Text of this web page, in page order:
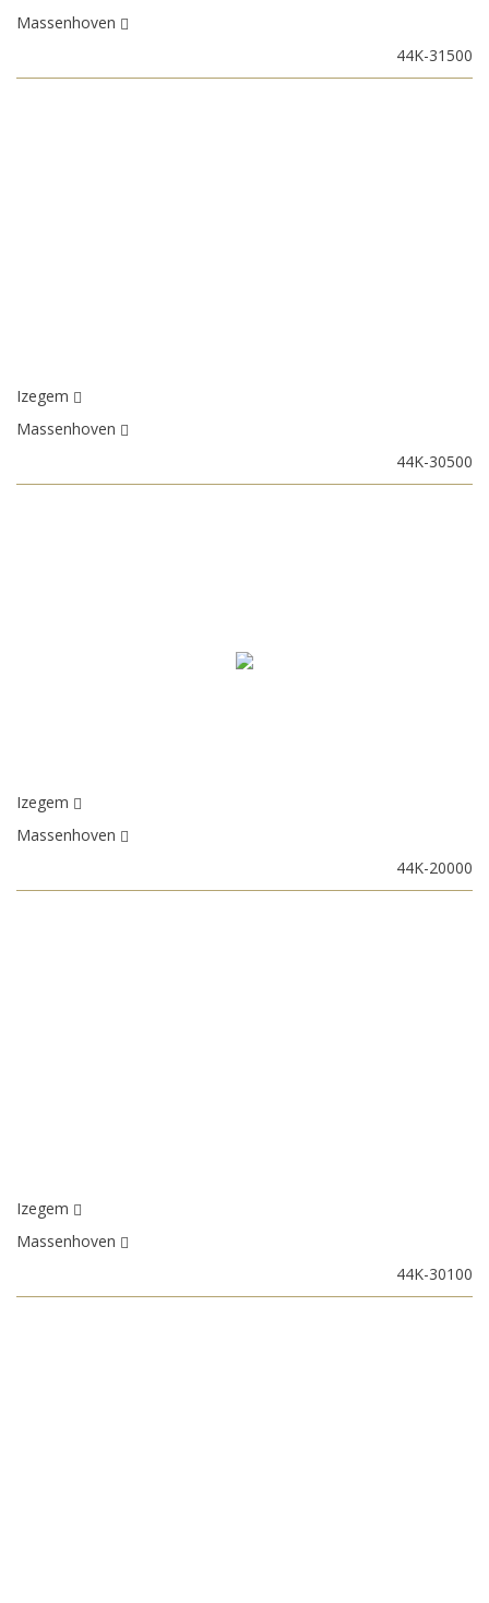
Massenhoven
44K-31500
Izegem
Massenhoven
44K-30500
Izegem
Massenhoven
44K-20000
Izegem
Massenhoven
44K-30100